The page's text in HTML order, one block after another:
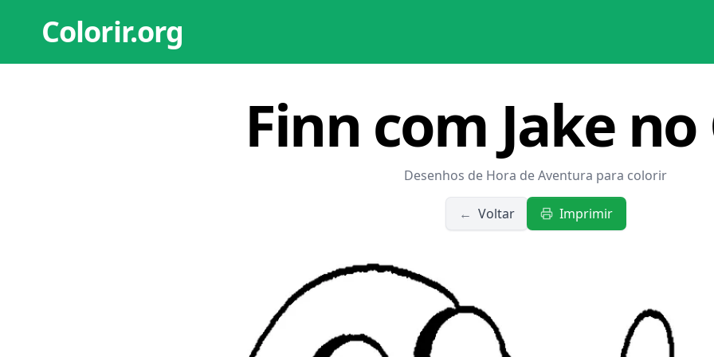
Colorir.org
Finn com Jake no
Desenhos de Hora de Aventura para colorir
← Voltar Imprimir